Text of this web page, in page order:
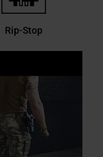
Rip-Stop